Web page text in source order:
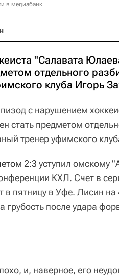
в медиабанк
"Салавата
отдельного
клуба Игорь
с нарушением
стать предметом
тренер уфимского
2:3 уступил омскому "
КХЛ. Счет в
пятницу в Уфе. Лисин на
после удара
и, наверное, его